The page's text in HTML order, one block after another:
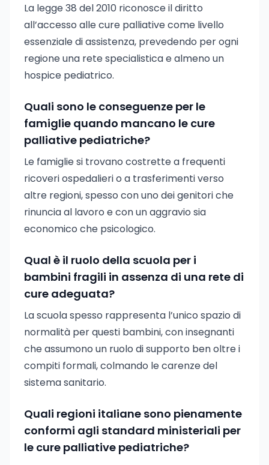
La legge 38 del 2010 riconosce il diritto
all’accesso alle cure palliative come livello
essenziale di assistenza, prevedendo per ogni
regione una rete specialistica e almeno un
hospice pediatrico.
Quali sono le conseguenze per le
famiglie quando mancano le cure
palliative pediatriche?
Le famiglie si trovano costrette a frequenti
ricoveri ospedalieri o a trasferimenti verso
altre regioni, spesso con uno dei genitori che
rinuncia al lavoro e con un aggravio sia
economico che psicologico.
Qual è il ruolo della scuola per i
bambini fragili in assenza di una rete di
cure adeguata?
La scuola spesso rappresenta l’unico spazio di
normalità per questi bambini, con insegnanti
che assumono un ruolo di supporto ben oltre i
compiti formali, colmando le carenze del
sistema sanitario.
Quali regioni italiane sono pienamente
conformi agli standard ministeriali per
le cure palliative pediatriche?